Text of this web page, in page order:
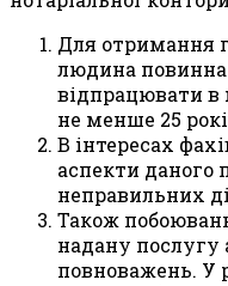
Для отримання
людина повинна
відпрацювати в
не менше 25
В інтересах
аспекти даного
неправильних
Також
надану послугу
повноважень. У